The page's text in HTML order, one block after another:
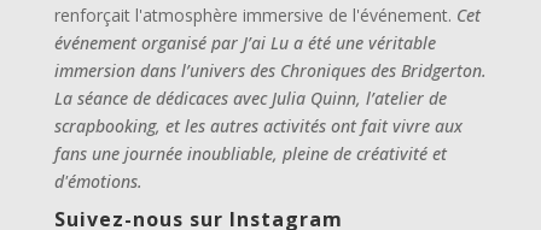
renforçait l'atmosphère immersive de l'événement. Cet
événement organisé par J’ai Lu a été une véritable
immersion dans l’univers des Chroniques des Bridgerton.
La séance de dédicaces avec Julia Quinn, l’atelier de
scrapbooking, et les autres activités ont fait vivre aux
fans une journée inoubliable, pleine de créativité et
d'émotions.
Suivez-nous sur Instagram